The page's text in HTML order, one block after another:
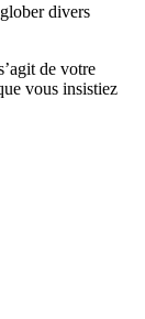
divers
de votre
vous insistiez